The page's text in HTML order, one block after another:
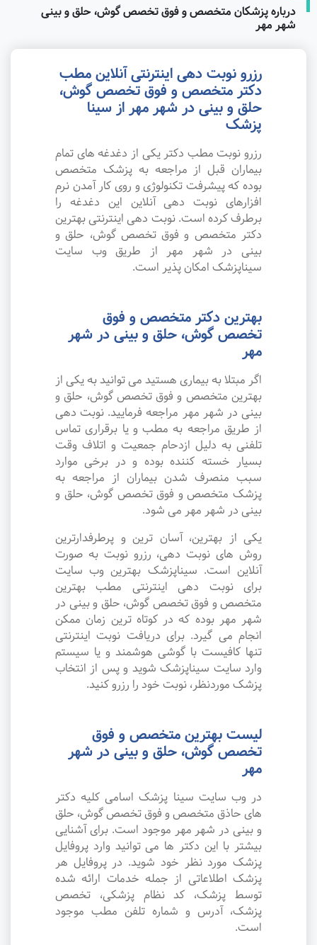
درباره پزشکان متخصص و فوق تخصص گوش، حلق و بینی
شهر مهر
رزرو نوبت دهی اینترنتی آنلاین مطب
دکتر متخصص و فوق تخصص گوش،
حلق و بینی در شهر مهر از سینا
پزشک
رزرو نوبت مطب دکتر یکی از دغدغه های تمام
بیماران قبل از مراجعه به پزشک متخصص
بوده که پیشرفت تکنولوژی و روی کار آمدن نرم
افزارهای نوبت دهی آنلاین این دغدغه را
برطرف کرده است. نوبت دهی اینترنتی بهترین
دکتر متخصص و فوق تخصص گوش، حلق و
بینی در شهر مهر از طریق وب سایت
سیناپزشک امکان پذیر است.
بهترین دکتر متخصص و فوق
تخصص گوش، حلق و بینی در شهر
مهر
اگر مبتلا به بیماری هستید می توانید به یکی از
بهترین متخصص و فوق تخصص گوش، حلق و
بینی در شهر مهر مراجعه فرمایید. نوبت دهی
از طریق مراجعه به مطب و یا برقراری تماس
تلفنی به دلیل ازدحام جمعیت و اتلاف وقت
بسیار خسته کننده بوده و در برخی موارد
سبب منصرف شدن بیماران از مراجعه به
پزشک متخصص و فوق تخصص گوش، حلق و
بینی در شهر مهر می شود.
یکی از بهترین، آسان ترین و پرطرفدارترین
روش های نوبت دهی، رزرو نوبت به صورت
آنلاین است. سیناپزشک بهترین وب سایت
برای نوبت دهی اینترنتی مطب بهترین
متخصص و فوق تخصص گوش، حلق و بینی در
شهر مهر بوده که در کوتاه ترین زمان ممکن
انجام می گیرد. برای دریافت نوبت اینترنتی
تنها کافیست با گوشی هوشمند و یا سیستم
وارد سایت سیناپزشک شوید و پس از انتخاب
پزشک موردنظر، نوبت خود را رزرو کنید.
لیست بهترین متخصص و فوق
تخصص گوش، حلق و بینی در شهر
مهر
در وب سایت سینا پزشک اسامی کلیه دکتر
های حاذق متخصص و فوق تخصص گوش، حلق
و بینی در شهر مهر موجود است. برای آشنایی
بیشتر با این دکتر ها می توانید وارد پروفایل
پزشک مورد نظر خود شوید. در پروفایل هر
پزشک اطلاعاتی از جمله خدمات ارائه شده
توسط پزشک، کد نظام پزشکی، تخصص
پزشک، آدرس و شماره تلفن مطب موجود
است.